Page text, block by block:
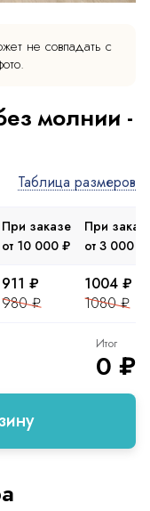
не совпадать с
молнии -
Таблица размеров
При заказе
от 10 000 ₽
При
от 3 000 ₽
911 ₽
980 ₽
1004 ₽
1080 ₽
Итог
0 ₽